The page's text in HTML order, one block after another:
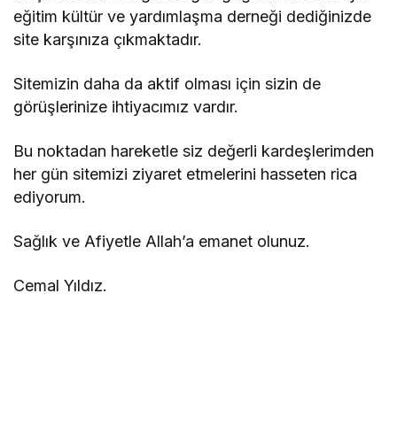
eğitim kültür ve yardımlaşma derneği dediğinizde
site karşınıza çıkmaktadır.
Sitemizin daha da aktif olması için sizin de
görüşlerinize ihtiyacımız vardır.
Bu noktadan hareketle siz değerli kardeşlerimden
her gün sitemizi ziyaret etmelerini hasseten rica
ediyorum.
Sağlık ve Afiyetle Allah’a emanet olunuz.
Cemal Yıldız.